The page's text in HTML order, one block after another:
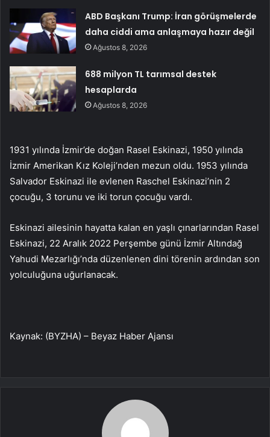
ABD Başkanı Trump: İran görüşmelerde
daha ciddi ama anlaşmaya hazır değil
Ağustos 8, 2026
688 milyon TL tarımsal destek
hesaplarda
Ağustos 8, 2026
1931 yılında İzmir’de doğan Rasel Eskinazi, 1950 yılında
İzmir Amerikan Kız Koleji’nden mezun oldu. 1953 yılında
Salvador Eskinazi ile evlenen Raschel Eskinazi’nin 2
çocuğu, 3 torunu ve iki torun çocuğu vardı.
Eskinazi ailesinin hayatta kalan en yaşlı çınarlarından Rasel
Eskinazi, 22 Aralık 2022 Perşembe günü İzmir Altındağ
Yahudi Mezarlığı’nda düzenlenen dini törenin ardından son
yolculuğuna uğurlanacak.
Kaynak: (BYZHA) – Beyaz Haber Ajansı